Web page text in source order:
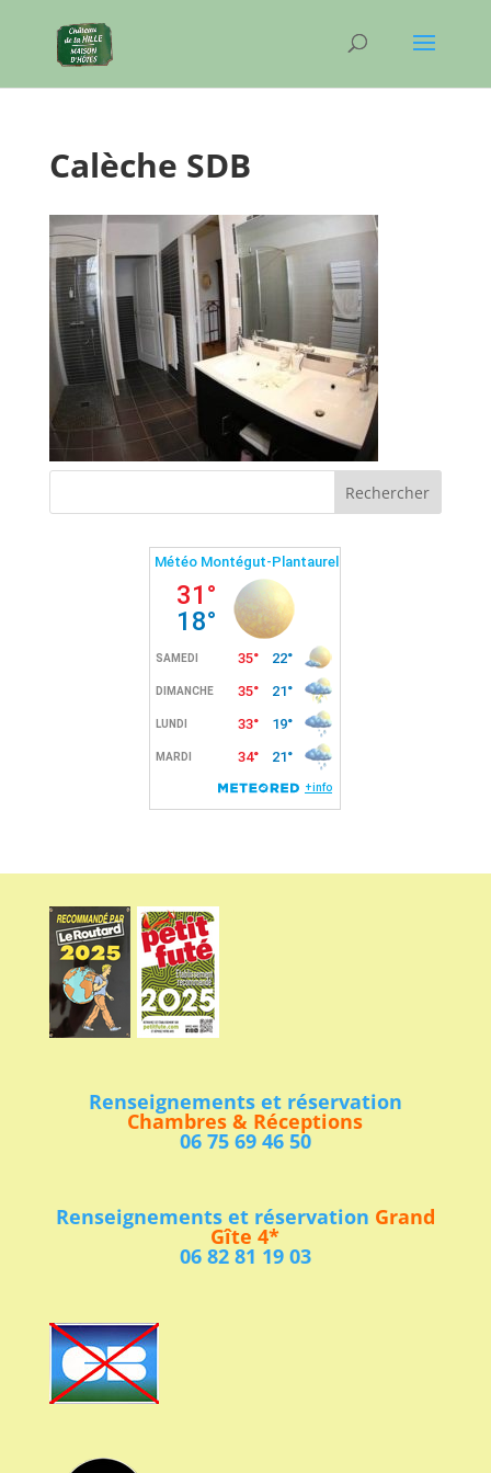
Calèche SDB
Renseignements et réservation
Chambres & Réceptions
06 75 69 46 50
Renseignements et réservation Grand
Gîte 4*
06 82 81 19 03